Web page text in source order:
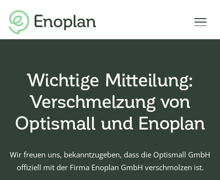
Wichtige Mitteilung:
Verschmelzung von
Optismall und Enoplan
Wir freuen uns, bekanntzugeben, dass die Optismall GmbH
offiziell mit der Firma Enoplan GmbH verschmolzen ist.